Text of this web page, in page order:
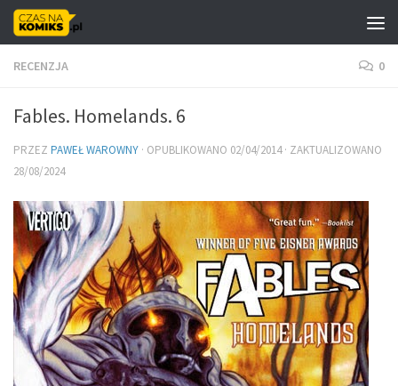
Skip to content
RECENZJA 0
Fables. Homelands. 6
PRZEZ PAWEŁ WAROWNY · OPUBLIKOWANO 02/04/2014· ZAKTUALIZOWANO
28/08/2024